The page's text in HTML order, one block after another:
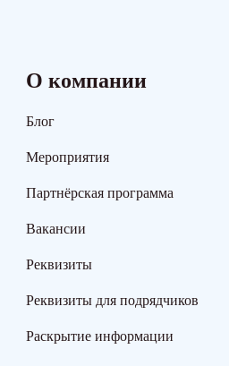
О компании
Блог
Мероприятия
Партнёрская программа
Вакансии
Реквизиты
Реквизиты для подрядчиков
Раскрытие информации